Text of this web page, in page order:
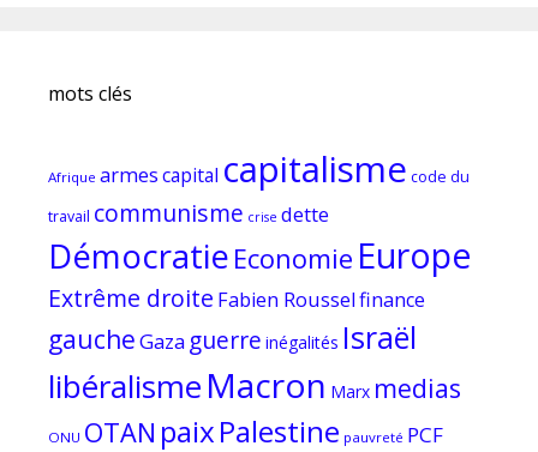
mots clés
Afrique armescapital capitalisme code du
travail communisme crise dette
Démocratie Economie Europe
Extrême droite Fabien Rousselfinance
gaucheGaza guerre inégalités Israël
libéralismeMacron Marx medias
ONU OTAN paixPalestine pauvreté PCF